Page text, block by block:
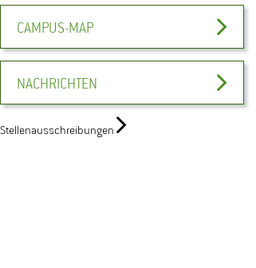
CAMPUS-MAP
NACHRICHTEN
Stellenausschreibungen